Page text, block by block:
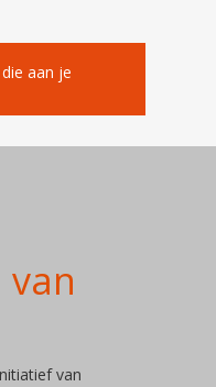
aan je
van
Home